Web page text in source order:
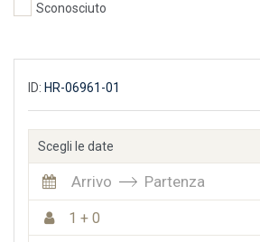
Sconosciuto
ID: HR-06961-01
Scegli le date
Arrivo Partenza
1 + 0